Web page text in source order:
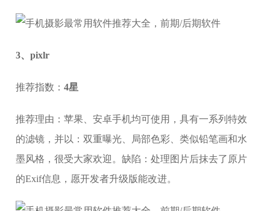
3、pixlr
推荐指数：4星
推荐理由：苹果、安卓手机均可使用，具有一系列特效
的滤镜，并以：双重曝光、局部色彩、类似铅笔画和水
墨风格，很受大家欢迎。缺陷：处理图片后抹去了原片
的Exif信息，愿开发者升级版能改进。